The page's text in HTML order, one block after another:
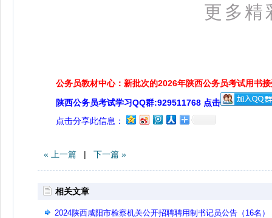
更多精
公务员教材中心：新批次的2026年陕西公务员考试用书
陕西公务员考试学习QQ群:929511768 点击
点击分享此信息：
« 上一篇 | 下一篇 »
相关文章
2024陕西咸阳市检察机关公开招聘聘用制书记员公告（16名）